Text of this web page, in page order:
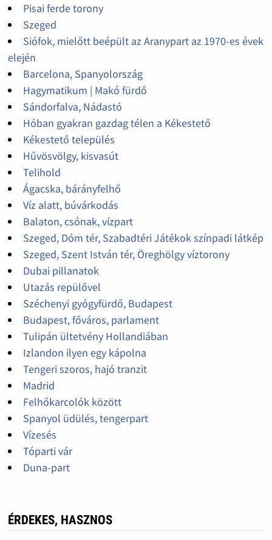
Pisai ferde torony
Szeged
Siófok, mielőtt beépült az Aranypart az 1970-es évek
elején
Barcelona, Spanyolország
Hagymatikum | Makó fürdő
Sándorfalva, Nádastó
Hóban gyakran gazdag télen a Kékestető
Kékestető település
Hűvösvölgy, kisvasút
Telihold
Ágacska, bárányfelhő
Víz alatt, búvárkodás
Balaton, csónak, vízpart
Szeged, Dóm tér, Szabadtéri Játékok színpadi látkép
Szeged, Szent István tér, Öreghölgy víztorony
Dubai pillanatok
Utazás repülővel
Széchenyi gyógyfürdő, Budapest
Budapest, főváros, parlament
Tulipán ültetvény Hollandiában
Izlandon ilyen egy kápolna
Tengeri szoros, hajó tranzit
Madrid
Felhőkarcolók között
Spanyol üdülés, tengerpart
Vízesés
Tóparti vár
Duna-part
ÉRDEKES, HASZNOS